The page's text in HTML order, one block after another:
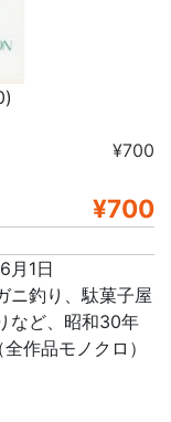
¥700
¥700
月1日
ニ釣り、駄菓子屋
など、昭和30年
作品モノクロ）